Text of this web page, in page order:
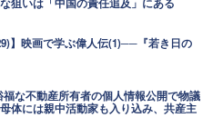
狙いは「中国の責任追及」にある
】映画で学ぶ偉人伝(1)──『若き日の
な不動産所有者の個人情報公開で物議
体には親中活動家も入り込み、共産主